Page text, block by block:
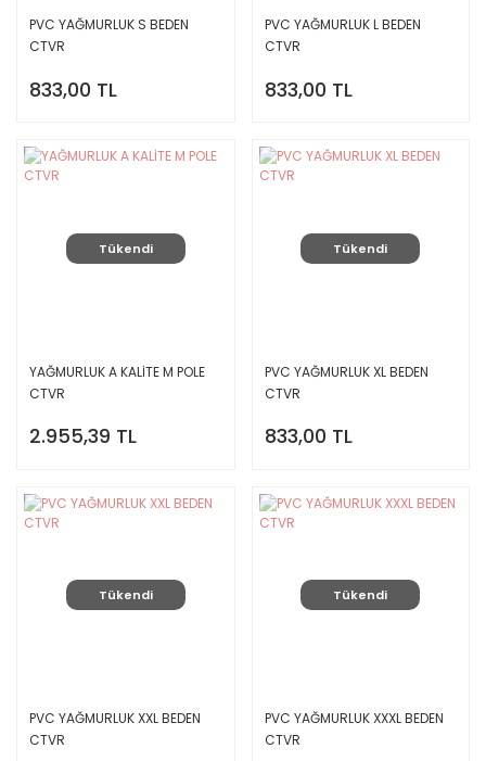
PVC YAĞMURLUK S BEDEN
CTVR
833,00 TL
PVC YAĞMURLUK L BEDEN
CTVR
833,00 TL
Tükendi
YAĞMURLUK A KALİTE M POLE
CTVR
2.955,39 TL
Tükendi
PVC YAĞMURLUK XL BEDEN
CTVR
833,00 TL
Tükendi
PVC YAĞMURLUK XXL BEDEN
CTVR
Tükendi
PVC YAĞMURLUK XXXL BEDEN
CTVR